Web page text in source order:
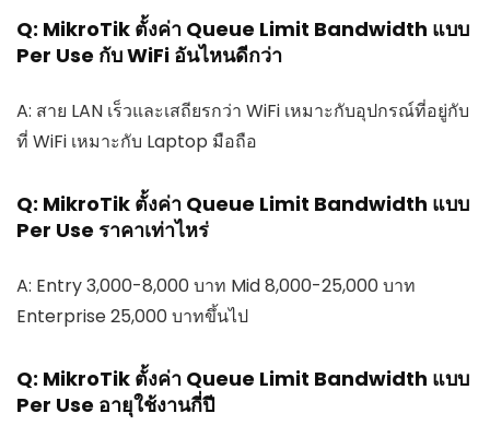
Q: MikroTik ตั้งค่า Queue Limit Bandwidth แบบ
Per Use กับ WiFi อันไหนดีกว่า
A: สาย LAN เร็วและเสถียรกว่า WiFi เหมาะกับอุปกรณ์ที่อยู่กับ
ที่ WiFi เหมาะกับ Laptop มือถือ
Q: MikroTik ตั้งค่า Queue Limit Bandwidth แบบ
Per Use ราคาเท่าไหร่
A: Entry 3,000-8,000 บาท Mid 8,000-25,000 บาท
Enterprise 25,000 บาทขึ้นไป
Q: MikroTik ตั้งค่า Queue Limit Bandwidth แบบ
Per Use อายุใช้งานกี่ปี